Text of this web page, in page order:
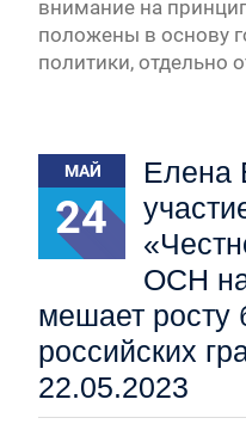
внимание на
положены в основу
политики, отдельно
МАЙ
24
Елена
ОСН
мешает росту
российских
22.05.2023